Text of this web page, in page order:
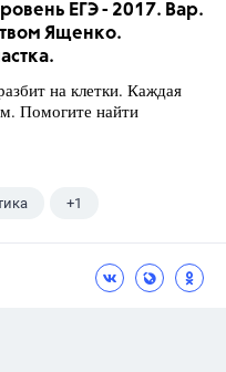
ЕГЭ - 2017. Вар.
Ященко.
на клетки. Каждая
м. Помогите найти
+1